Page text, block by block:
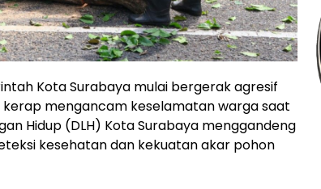
Kota Surabaya mulai bergerak agresif
mengancam keselamatan warga saat
Hidup (DLH) Kota Surabaya menggandeng
kesehatan dan kekuatan akar pohon